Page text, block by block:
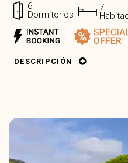
6
Dormitorios
7
DESCRIPCIÓN